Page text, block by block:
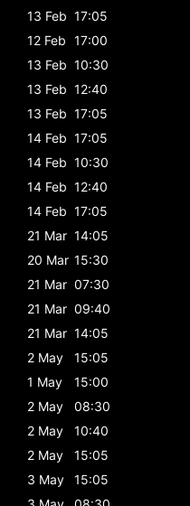
13 Feb 17:05
12 Feb 17:00
13 Feb 10:30
13 Feb 12:40
13 Feb 17:05
14 Feb 17:05
14 Feb 10:30
14 Feb 12:40
14 Feb 17:05
21 Mar 14:05
20 Mar 15:30
21 Mar 07:30
21 Mar 09:40
21 Mar 14:05
2 May
15:05
1 May
15:00
2 May
08:30
2 May
10:40
2 May
15:05
3 May
15:05